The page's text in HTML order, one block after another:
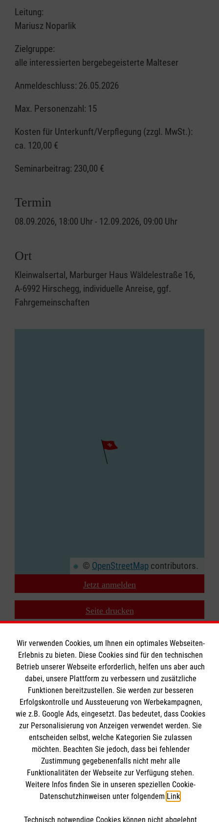
Leitung:
Mariusz Noparlik
Zielgruppe:
alle interessierten bergebegeisterte Malteser
Anmeldeschluss: 26.05.2026
Max. Personenzahl: 15
Kosten für Unterkunft/Verpflegung (zzgl. MwSt.):
ca. 120,00 €
Seminarbeitrag: 230,00 €
Termin
08.09.2026, 18:00 Uhr - 12.09.2026, 09:00 Uhr
Ort
Kleinwalsertal, Marburger Haus Wäldelestraße 16,
A-6992 Hirschegg, individuelle Anreise, ggf.
Fahrgemeinschaften
© OpenStreetMap contributors.
Jetzt anmelden
Seite drucken
Geistliches Zentrum
Seminare und Kurse
Jahresthema
Gebete für Malteser
Praxishilfen für den Glauben
Spiritualität & Geschichte
Informationen
Kontakt
Malteser online
Wir verwenden Cookies, um Ihnen ein optimales Webseiten-
Erlebnis zu bieten. Diese Cookies sind für den technischen
Betrieb unserer Webseite erforderlich, helfen uns aber auch
dabei, unsere Plattform zu verbessern und zusätzliche
Funktionen bereitzustellen. Sie werden zur besseren
Erfolgskontrolle und Aussteuerung von Werbekampagnen,
wie z.B. Google Ads, eingesetzt. Das bedeutet, dass Cookies
zur Personalisierung von Anzeigen verwendet werden. Sie
entscheiden selbst, welche Kategorien Sie zulassen
möchten. Beachten Sie jedoch, dass bei fehlender
Zustimmung gegebenenfalls nicht mehr alle
Funktionalitäten der Webseite zur Verfügung stehen.
Weitere Infos finden Sie in unseren speziellen Cookie-
Datenschutzhinweisen unter folgendem Link.
Technisch notwendige Cookies können nicht abgelehnt